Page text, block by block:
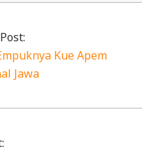
Kue Apem
Jawa